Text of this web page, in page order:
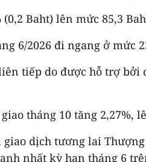
Baht) lên mức 85,3
6/2026 đi ngang ở mức
tiếp do được hỗ trợ
tháng 10 tăng 2,27%,
dịch tương lai
nhất kỳ hạn tháng 6